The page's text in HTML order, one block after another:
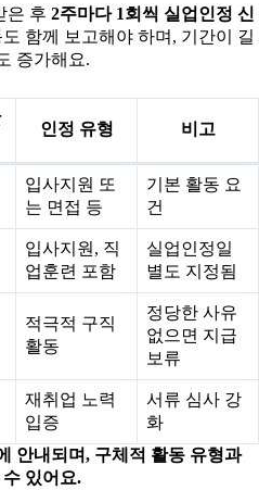
은 후 2주마다 1회씩 실업인정 신
함께 보고해야 하며, 기간이 길
증가해요.
인정 유형 비고
입사지원 또
는 면접 등
기본 활동 요
건
입사지원, 직
업훈련 포함
실업인정일
별도 지정됨
적극적 구직
활동
정당한 사유
없으면 지급
보류
재취업 노력
입증
서류 심사 강
화
안내되며, 구체적 활동 유형과
있어요.